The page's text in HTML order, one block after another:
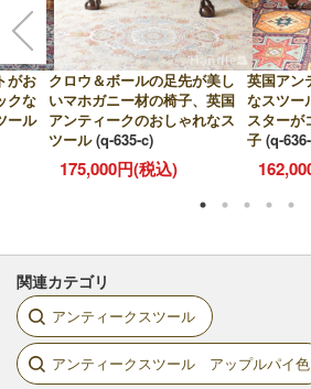
がお
クな
ール
クロウ＆ボールの足先が美し
いマホガニー材の椅子、英国
アンティークのおしゃれなス
ツール (q-635-c)
175,000円(税込)
英国アン
なスツー
スターが
子 (q-
関連カテゴリ
アンティークスツール
アンティークスツール アップルパイ色